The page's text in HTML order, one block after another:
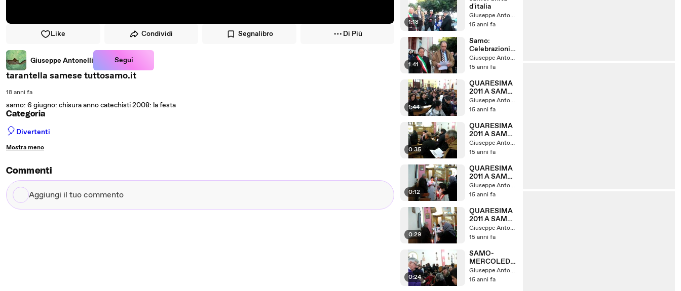
Like Condividi Segnalibro Di Più
Giuseppe Antonelli Segui
tarantella samese tuttosamo.it
18 anni fa
samo: 6 giugno: chisura anno catechisti 2008: la festa
Categoria
🎈 Divertenti
Mostra meno
Commenti
Aggiungi
il
1:18
d'italia
Giuseppe Antonelli
15 anni fa
1:41
Samo:
Celebrazioni
150°anniversa
rio Unità
Giuseppe Antonelli
15 anni fa
1:44
QUARESIMA
2011 A SAMO:
LA PRIMA
VIA CRUCIS
Giuseppe Antonelli
15 anni fa
0:35
QUARESIMA
2011 A SAMO:
LA PRIMA
VIA CRUCIS
Giuseppe Antonelli
15 anni fa
0:12
QUARESIMA
2011 A SAMO:
LA PRIMA
VIA CRUCIS
Giuseppe Antonelli
15 anni fa
0:29
QUARESIMA
2011 A SAMO:
LA PRIMA
VIA CRUCIS
Giuseppe Antonelli
15 anni fa
0:24
SAMO-
MERCOLEDI
DELLE
CENERI PT 2
Giuseppe Antonelli
15 anni fa